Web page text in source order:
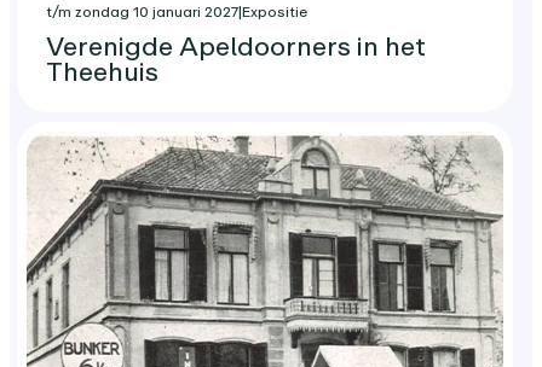
t/m zondag 10 januari 2027|Expositie
Verenigde Apeldoorners in het
Theehuis